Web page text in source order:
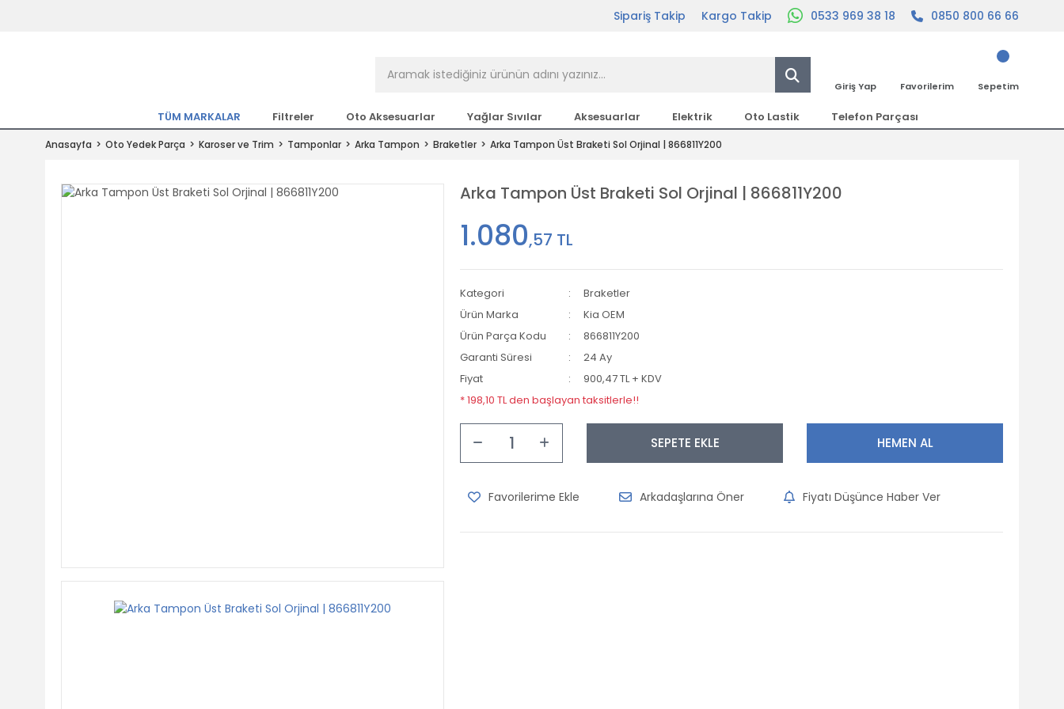
Tıkla Al, Mutlu Kal!
Sipariş Takip Kargo Takip 0533 969 38 18 0850 800 66 66
Giriş Yap Favorilerim Sepetim
TÜM MARKALAR Filtreler Oto Aksesuarlar Yağlar Sıvılar Aksesuarlar Elektrik Oto Lastik Telefon Parçası
Anasayfa Oto Yedek Parça Karoser ve Trim Tamponlar Arka Tampon Braketler Arka Tampon Üst Braketi Sol Orjinal | 866811Y200
Arka Tampon Üst Braketi Sol Orjinal | 866811Y200
1.080,57 TL
Kategori
Braketler
Ürün Marka
Kia OEM
Ürün Parça Kodu
866811Y200
Garanti Süresi
24 Ay
Fiyat
900,47 TL + KDV
* 198,10 TL den başlayan taksitlerle!!
SEPETE EKLE HEMEN AL
Arkadaşlarına Öner Fiyatı Düşünce Haber Ver